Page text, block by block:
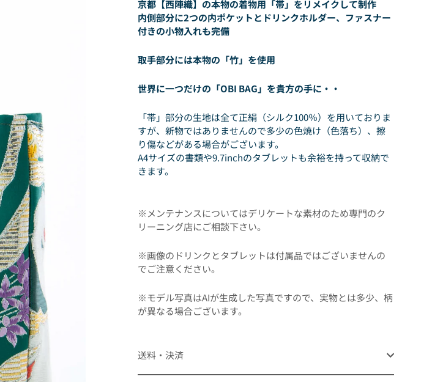
京都【西陣織】の本物の着物用「帯」をリメイクして制作
内側部分に2つの内ポケットとドリンクホルダー、ファスナー
付きの小物入れも完備
取手部分には本物の「竹」を使用
世界に一つだけの「OBI BAG」を貴方の手に・・
「帯」部分の生地は全て正絹（シルク100％）を用いておりま
すが、新物ではありませんので多少の色焼け（色落ち）、擦
り傷などがある場合がございます。
A4サイズの書類や9.7inchのタブレットも余裕を持って収納で
きます。
※メンテナンスについてはデリケートな素材のため専門のク
リーニング店にご相談下さい。
※画像のドリンクとタブレットは付属品ではございませんの
でご注意ください。
※モデル写真はAIが生成した写真ですので、実物とは多少、柄
が異なる場合ございます。
送料・決済